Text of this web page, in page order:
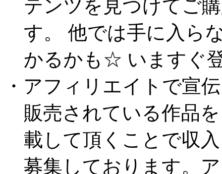
テンツを見つけてご
す。 他では手に入ら
かるかも☆ いますぐ
・アフィリエイトで宣
販売されている作品
載して頂くことで収
募集しております。